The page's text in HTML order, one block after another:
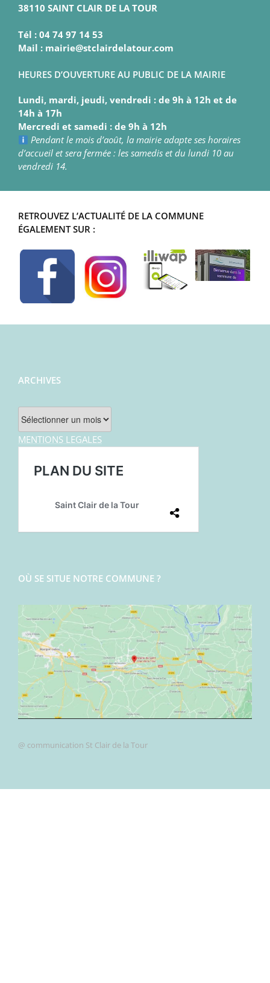
38110 SAINT CLAIR DE LA TOUR
Tél : 04 74 97 14 53
Mail : mairie@stclairdelatour.com
HEURES D’OUVERTURE AU PUBLIC DE LA MAIRIE
Lundi, mardi, jeudi, vendredi : de 9h à 12h et de
14h à 17h
Mercredi et samedi : de 9h à 12h
Pendant le mois d’août, la mairie adapte ses horaires
d’accueil et sera fermée : les samedis et du lundi 10 au
vendredi 14.
RETROUVEZ L’ACTUALITÉ DE LA COMMUNE
ÉGALEMENT SUR :
ARCHIVES
Archives
MENTIONS LEGALES
OÙ SE SITUE NOTRE COMMUNE ?
@ communication St Clair de la Tour